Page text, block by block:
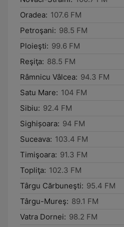
Oradea: 107.6 FM
Petroşani: 98.5 FM
Ploieşti: 99.6 FM
Reşiţa: 88.5 FM
Râmnicu Vâlcea: 94.3 FM
Satu Mare: 104 FM
Sibiu: 92.4 FM
Sighișoara: 94 FM
Suceava: 103.4 FM
Timişoara: 91.3 FM
Topliţa: 102.3 FM
Târgu Cărbuneşti: 95.4 FM
Târgu-Mureş: 89.1 FM
Vatra Dornei: 98.2 FM